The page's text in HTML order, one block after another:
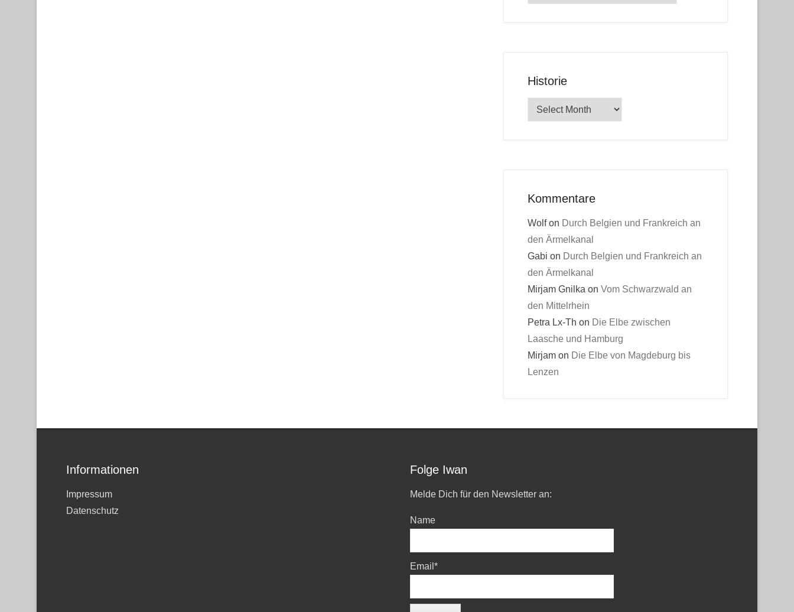
Historie
Historie
Kommentare
Wolfon Durch Belgien und Frankreich an
den Ärmelkanal
Gabi on Durch Belgien und Frankreich an
den Ärmelkanal
Mirjam Gnilka on Vom Schwarzwald an
den Mittelrhein
Petra Lx-Th on Die Elbe zwischen
Laasche und Hamburg
Mirjam on Die Elbe von Magdeburg bis
Lenzen
Informationen
Impressum
Datenschutz
Folge Iwan
Melde Dich für den Newsletter an:
Name
Email*